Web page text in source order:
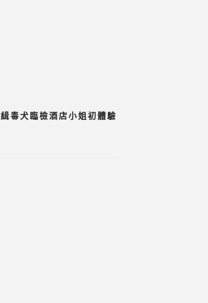
緝毒犬臨檢酒店小姐初體驗